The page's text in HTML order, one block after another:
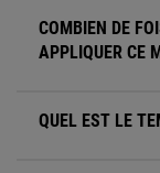
COMBIEN DE
APPLIQUER CE
QUEL EST LE